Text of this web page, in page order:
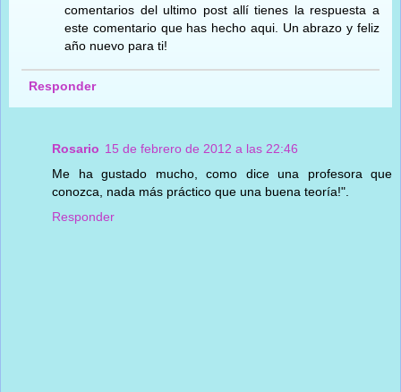
comentarios del ultimo post allí tienes la respuesta a
este comentario que has hecho aqui. Un abrazo y feliz
año nuevo para ti!
Responder
Rosario 15 de febrero de 2012 a las 22:46
Me ha gustado mucho, como dice una profesora que
conozca, nada más práctico que una buena teoría!".
Responder